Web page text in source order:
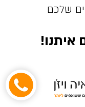
שלכם
איתנו!